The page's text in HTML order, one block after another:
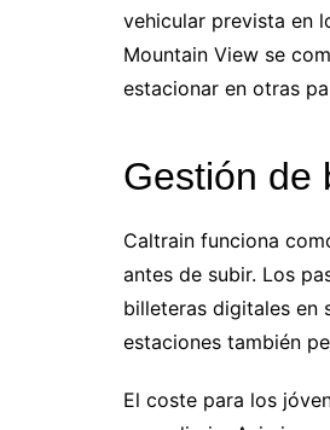
vehicular prevista en
Mountain View se
estacionar en otras
Gestión de
Caltrain funciona
antes de subir. Los
billeteras digitales en
estaciones también
El coste para los